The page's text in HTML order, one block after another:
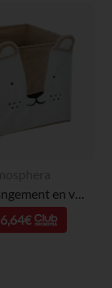
6,64€